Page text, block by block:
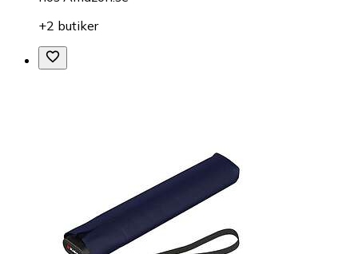
+2 butiker